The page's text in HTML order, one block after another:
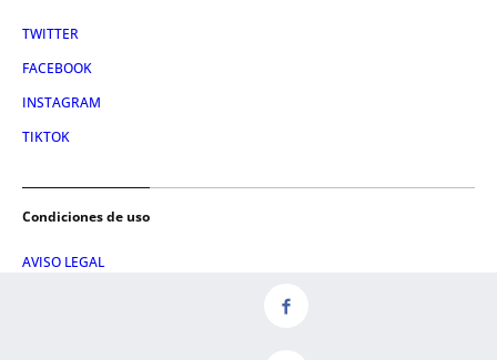
TWITTER
FACEBOOK
INSTAGRAM
TIKTOK
Condiciones de uso
AVISO LEGAL